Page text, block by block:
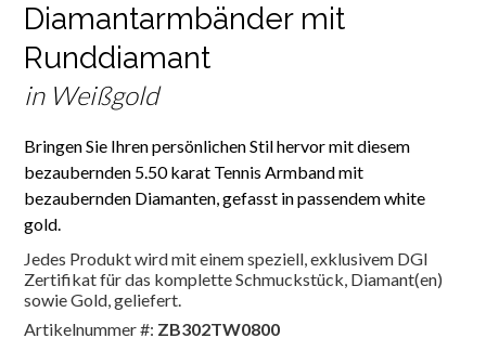
Diamantarmbänder mit
Runddiamant
in Weißgold
Bringen Sie Ihren persönlichen Stil hervor mit diesem
bezaubernden 5.50 karat Tennis Armband mit
bezaubernden Diamanten, gefasst in passendem white
gold.
Jedes Produkt wird mit einem speziell, exklusivem DGI
Zertifikat für das komplette Schmuckstück, Diamant(en)
sowie Gold, geliefert.
Artikelnummer #: ZB302TW0800